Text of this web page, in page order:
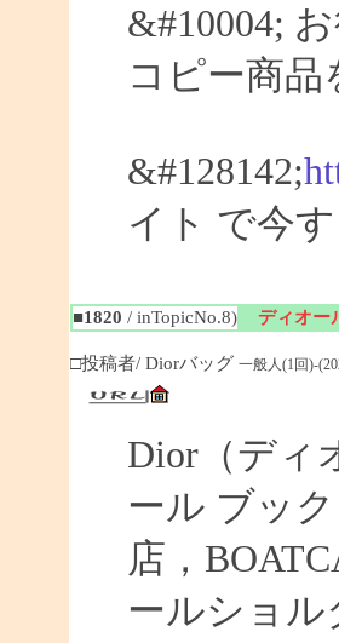
&#10004;
コピー商
&#128142;
イト で今
■1820 / inTopicNo.8) ディオー
□投稿者/ Diorバッグ 一般人(1回)-
Dior（ディ
ール ブッ
店，
ールショ